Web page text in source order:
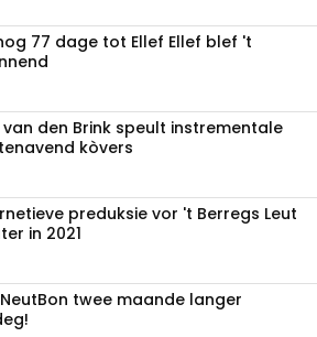
77 dage tot Ellef Ellef blef 't
van den Brink speult instrementale
kòvers
preduksie vor 't Berregs Leut
in 2021
twee maande langer